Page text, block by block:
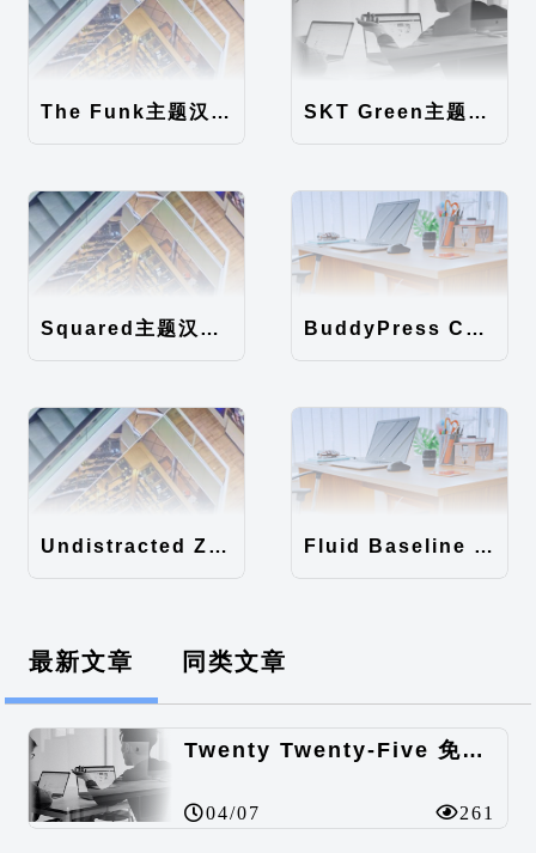
The Funk主题汉化包 SKT Green主题汉化包
Squared主题汉化包 BuddyPress Colours主题汉化包
Undistracted Zen主题汉化包 Fluid Baseline Grid主题汉化包
最新文章 同类文章
Twenty Twenty-Five 免费的WordPress内容主题
04/07 261